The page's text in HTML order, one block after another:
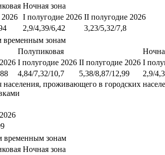
Ночная зона
I полугодие 2026 II полугодие 2026
2,9/4,39/6,42
3,23/5,32/7,8
временным зонам
Полупиковая
I полугодие 2026 II полугодие 2026 I
4,84/7,32/10,7 5,38/8,87/12,99 2,9/
проживающего в городских
временным зонам
Ночная зона